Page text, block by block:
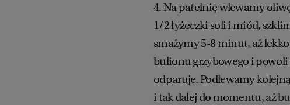
4. Na patelnię wlewamy
1/2 łyżeczki soli i miód,
smażymy 5-8 minut, aż
bulionu grzybowego i powoli
odparuje. Podlewamy
i tak dalej do momentu, aż